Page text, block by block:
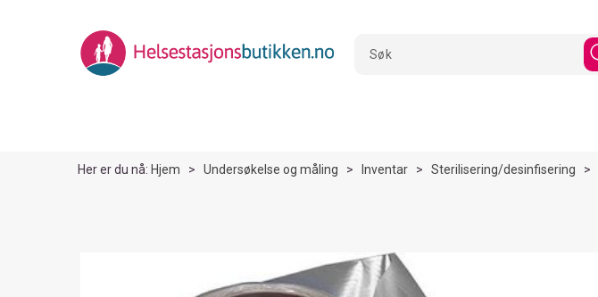
Her er du nå: Hjem > Undersøkelse og måling > Inventar > Sterilisering/desinfisering >